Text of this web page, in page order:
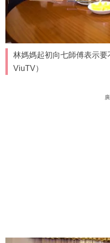
林媽媽起初向七師傅表示要
ViuTV）